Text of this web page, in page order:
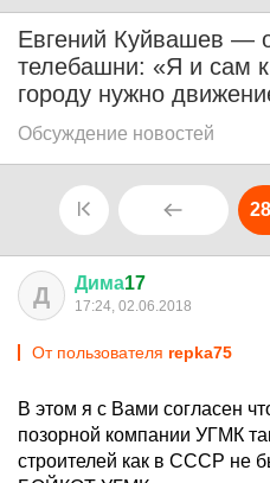
Евгений Куйвашев —
телебашни: «Я и сам
городу нужно
Обсуждение новостей
Д Дима17
17:24, 02.06.2018
От пользователя repka75
В этом я с Вами согласен
позорной компании УГМК
строителей как в СССР не